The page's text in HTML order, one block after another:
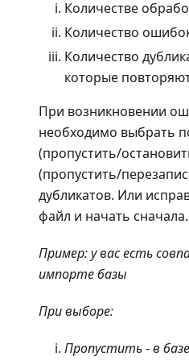
Количестве
Количество
Количество
которые
При возникновении
необходимо выбрать
(пропустить/
(пропустить/
дубликатов. Или
файл и начать сначала.
Пример: у вас есть
импорте базы
При выборе:
Пропустить - в